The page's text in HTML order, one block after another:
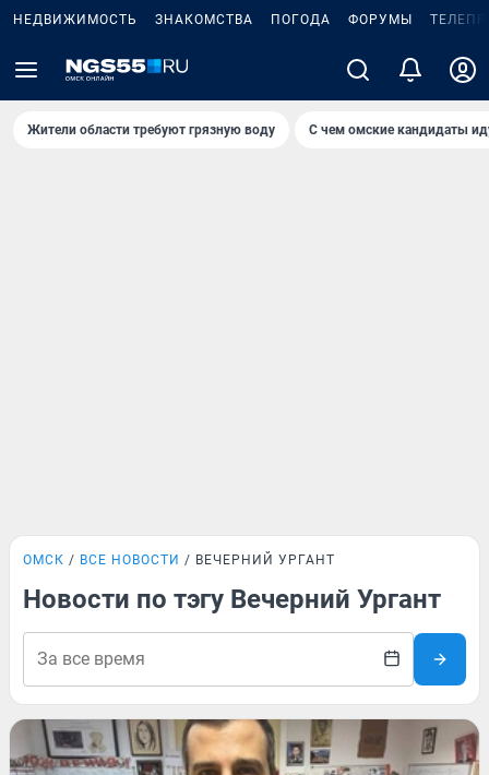
НЕДВИЖИМОСТЬ ЗНАКОМСТВА ПОГОДА ФОРУМЫ
Жители области требуют грязную воду С чем омские кандидаты
ОМСК ВСЕ НОВОСТИ ВЕЧЕРНИЙ УРГАНТ
Новости по тэгу Вечерний Ургант